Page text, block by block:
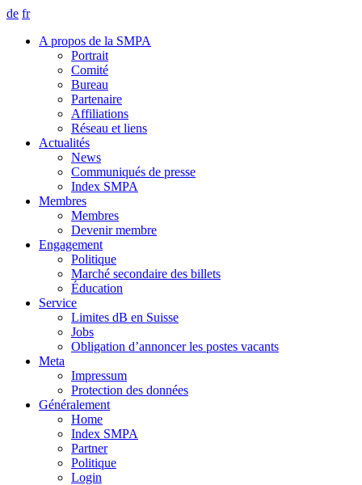
de fr
A propos de la SMPA
Portrait
Comité
Bureau
Partenaire
Affiliations
Réseau et liens
Actualités
News
Communiqués de presse
Index SMPA
Membres
Membres
Devenir membre
Engagement
Politique
Marché secondaire des billets
Éducation
Service
Limites dB en Suisse
Jobs
Obligation d’annoncer les postes vacants
Meta
Impressum
Protection des données
Généralement
Home
Index SMPA
Partner
Politique
Login